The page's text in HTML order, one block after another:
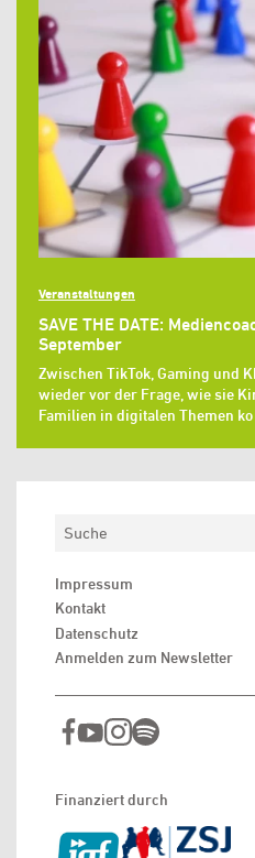
Veranstaltungen
SAVE THE DATE:
September
Zwischen TikTok, Gaming und
wieder vor der Frage, wie sie
Familien in digitalen Themen ko
Impressum
Kontakt
Datenschutz
Anmelden zum Newsletter
Finanziert durch